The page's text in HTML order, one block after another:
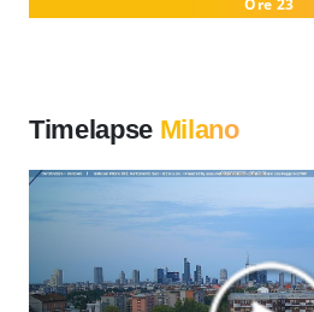
Ore 23
Timelapse Milano